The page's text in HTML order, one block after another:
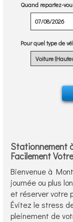
Quand repartez-
Pour quel type de
Stationnement
Facilement
Bienvenue à
journée ou plus
et réserver votre
Évitez le stress
pleinement de